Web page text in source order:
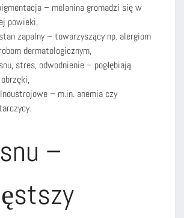
– melanina gromadzi się w
powieki,
zapalny – towarzyszący np. alergiom
dermatologicznym,
stres, odwodnienie – pogłębiają
– m.in. anemia czy
–